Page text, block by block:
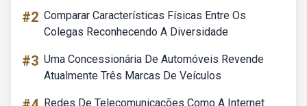
#2 Comparar Características Físicas Entre Os
Colegas Reconhecendo A Diversidade
#3 Uma Concessionária De Automóveis Revende
Atualmente Três Marcas De Veículos
Redes De Telecomunicações Como A Internet